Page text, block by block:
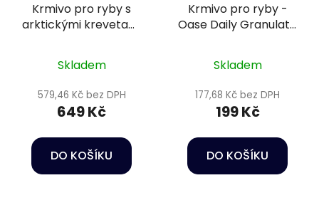
Krmivo pro ryby s
arktickými krevetami
Skladem
579,46 Kč bez DPH
649 Kč
DO KOŠÍKU
Krmivo pro ryby -
Oase Daily Granulate
Skladem
177,68 Kč bez DPH
199 Kč
DO KOŠÍKU